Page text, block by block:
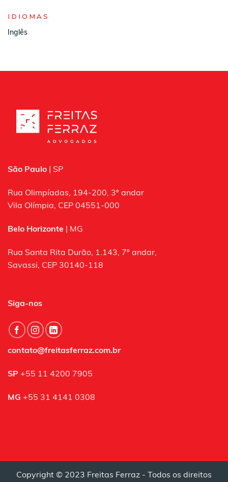
IDIOMAS
Inglês
São Paulo | SP
Rua Olimpíadas, 194-200, 3º andar
Vila Olímpia, CEP 04551-000
Belo Horizonte | MG
Rua Santa Rita Durão, 1.143, 7º andar,
Savassi, CEP 30140-118
Siga-nos
contato@freitasferraz.com.br
SP +55 11 4200 7905
MG +55 31 4141 0308
Copyright © 2023 Freitas Ferraz - Todos os direitos